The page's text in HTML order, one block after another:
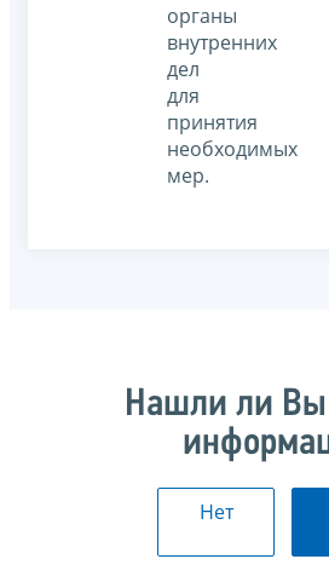
органы
внутренних
дел
для
принятия
необходимых
мер.
Нашли ли
Нет